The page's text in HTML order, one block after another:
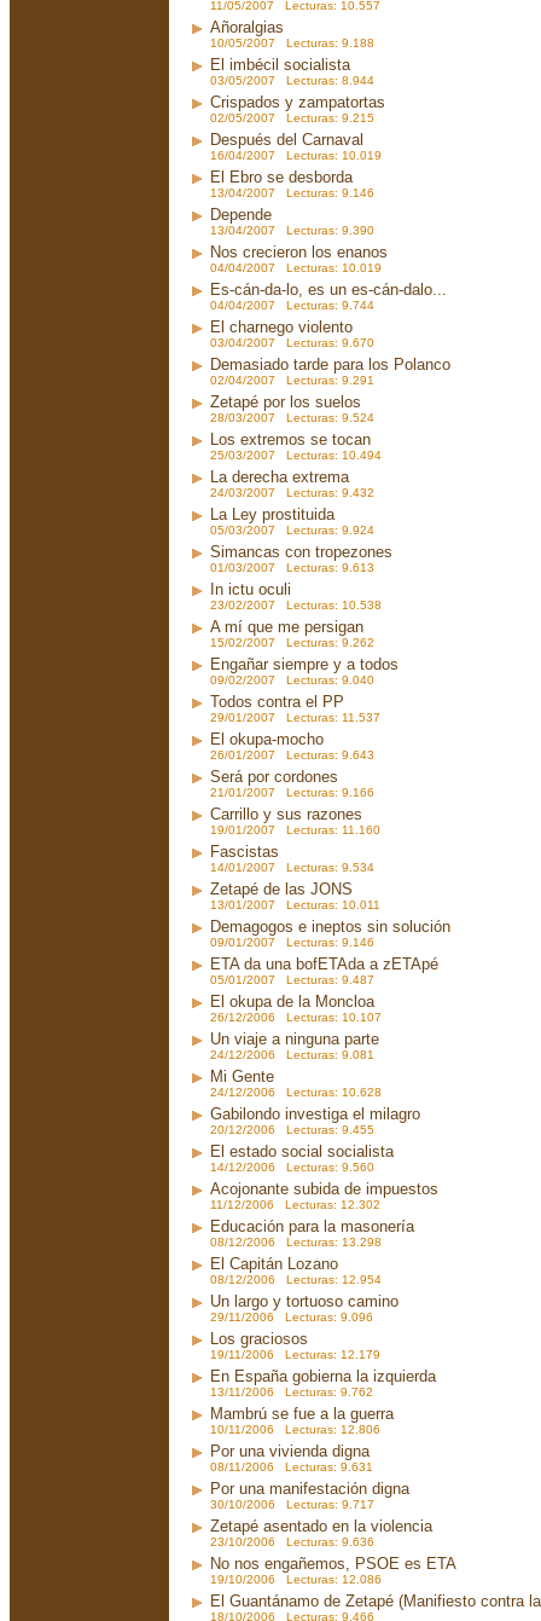
11/05/2007 Lecturas: 10.557
Añoralgias
10/05/2007 Lecturas: 9.188
El imbécil socialista
03/05/2007 Lecturas: 8.944
Crispados y zampatortas
02/05/2007 Lecturas: 9.215
Después del Carnaval
16/04/2007 Lecturas: 10.019
El Ebro se desborda
13/04/2007 Lecturas: 9.146
Depende
13/04/2007 Lecturas: 9.390
Nos crecieron los enanos
04/04/2007 Lecturas: 10.019
Es-cán-da-lo, es un es-cán-dalo...
04/04/2007 Lecturas: 9.744
El charnego violento
03/04/2007 Lecturas: 9.670
Demasiado tarde para los Polanco
02/04/2007 Lecturas: 9.291
Zetapé por los suelos
28/03/2007 Lecturas: 9.524
Los extremos se tocan
25/03/2007 Lecturas: 10.494
La derecha extrema
24/03/2007 Lecturas: 9.432
La Ley prostituida
05/03/2007 Lecturas: 9.924
Simancas con tropezones
01/03/2007 Lecturas: 9.613
In ictu oculi
23/02/2007 Lecturas: 10.538
A mí que me persigan
15/02/2007 Lecturas: 9.262
Engañar siempre y a todos
09/02/2007 Lecturas: 9.040
Todos contra el PP
29/01/2007 Lecturas: 11.537
El okupa-mocho
26/01/2007 Lecturas: 9.643
Será por cordones
21/01/2007 Lecturas: 9.166
Carrillo y sus razones
19/01/2007 Lecturas: 11.160
Fascistas
14/01/2007 Lecturas: 9.534
Zetapé de las JONS
13/01/2007 Lecturas: 10.011
Demagogos e ineptos sin solución
09/01/2007 Lecturas: 9.146
ETA da una bofETAda a zETApé
05/01/2007 Lecturas: 9.487
El okupa de la Moncloa
26/12/2006 Lecturas: 10.107
Un viaje a ninguna parte
24/12/2006 Lecturas: 9.081
Mi Gente
24/12/2006 Lecturas: 10.628
Gabilondo investiga el milagro
20/12/2006 Lecturas: 9.455
El estado social socialista
14/12/2006 Lecturas: 9.560
Acojonante subida de impuestos
11/12/2006 Lecturas: 12.302
Educación para la masonería
08/12/2006 Lecturas: 13.298
El Capitán Lozano
08/12/2006 Lecturas: 12.954
Un largo y tortuoso camino
29/11/2006 Lecturas: 9.096
Los graciosos
19/11/2006 Lecturas: 12.179
En España gobierna la izquierda
13/11/2006 Lecturas: 9.762
Mambrú se fue a la guerra
10/11/2006 Lecturas: 12.806
Por una vivienda digna
08/11/2006 Lecturas: 9.631
Por una manifestación digna
30/10/2006 Lecturas: 9.717
Zetapé asentado en la violencia
23/10/2006 Lecturas: 9.636
No nos engañemos, PSOE es ETA
19/10/2006 Lecturas: 12.086
El Guantánamo de Zetapé (Manifiesto contra
18/10/2006 Lecturas: 9.466